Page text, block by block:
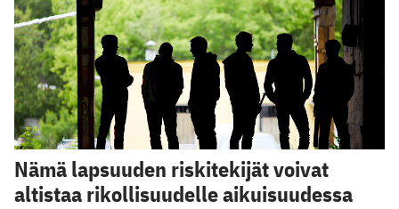
Nämä lapsuuden riskitekijät voivat
altistaa rikollisuudelle aikuisuudessa